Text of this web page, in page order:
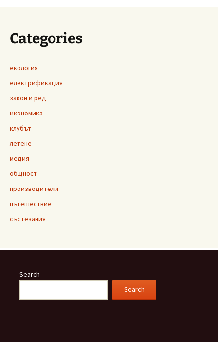
Categories
екология
електрификация
закон и ред
икономика
клубът
летене
медия
общност
производители
пътешествие
състезания
Search
Search